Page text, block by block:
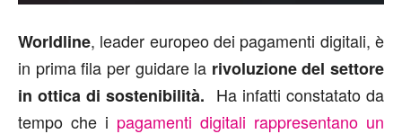
Worldline, leader europeo dei pagamenti digitali, è
in prima fila per guidare la rivoluzione del settore
in ottica di sostenibilità. Ha infatti constatato da
tempo che i pagamenti digitali rappresentano un